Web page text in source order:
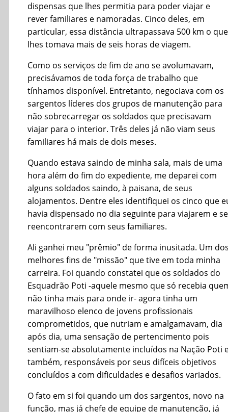
dispensas que lhes permitia para poder viajar e
rever familiares e namoradas. Cinco deles, em
particular, essa distância ultrapassava 500 km o que
lhes tomava mais de seis horas de viagem.
Como os serviços de fim de ano se avolumavam,
precisávamos de toda força de trabalho que
tínhamos disponível. Entretanto, negociava com os
sargentos líderes dos grupos de manutenção para
não sobrecarregar os soldados que precisavam
viajar para o interior. Três deles já não viam seus
familiares há mais de dois meses.
Quando estava saindo de minha sala, mais de uma
hora além do fim do expediente, me deparei com
alguns soldados saindo, à paisana, de seus
alojamentos. Dentre eles identifiquei os cinco que
havia dispensado no dia seguinte para viajarem e se
reencontrarem com seus familiares.
Ali ganhei meu "prêmio" de forma inusitada. Um
melhores fins de "missão" que tive em toda minha
carreira. Foi quando constatei que os soldados do
Esquadrão Poti -aquele mesmo que só recebia
não tinha mais para onde ir- agora tinha um
maravilhoso elenco de jovens profissionais
comprometidos, que nutriam e amalgamavam, dia
após dia, uma sensação de pertencimento pois
sentiam-se absolutamente incluídos na Nação Poti
também, responsáveis por seus difíceis objetivos
concluídos a com dificuldades e desafios variados.
O fato em si foi quando um dos sargentos, novo na
função, mas já chefe de equipe de manutenção, já